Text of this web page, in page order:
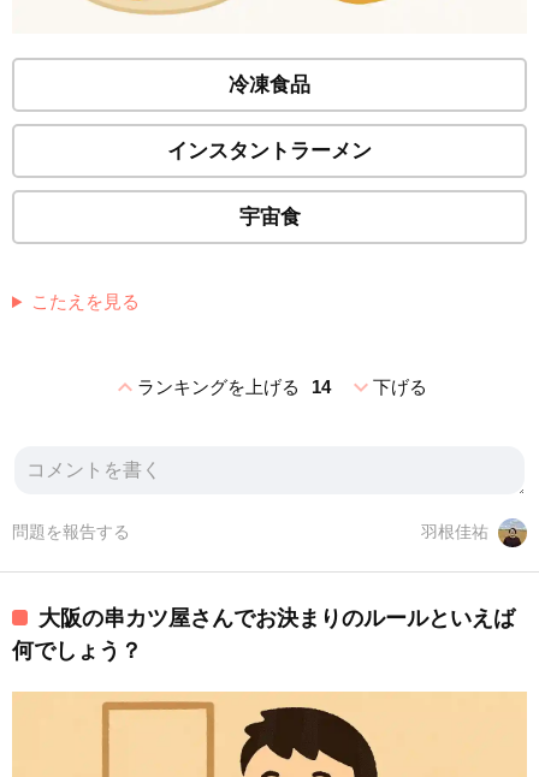
冷凍食品
インスタントラーメン
宇宙食
こたえを見る
expand_lessランキングを上げる 14 expand_more下げる
羽根佳祐
問題を報告する
大阪の串カツ屋さんでお決まりのルールといえば
何でしょう？